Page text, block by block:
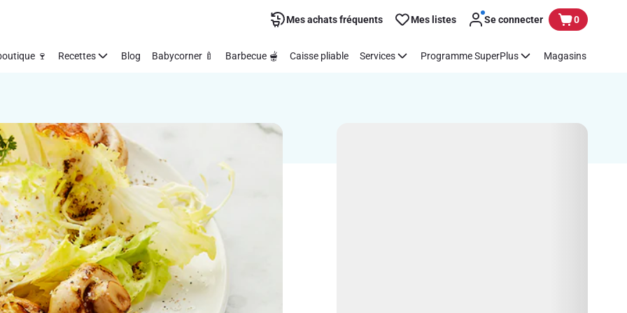
Mes achats fréquents Mes listes Se connecter 0
🍷 Recettes Blog Babycorner 🍼 Barbecue 🫕 Caisse pliable Services Programme SuperPlus Magasins